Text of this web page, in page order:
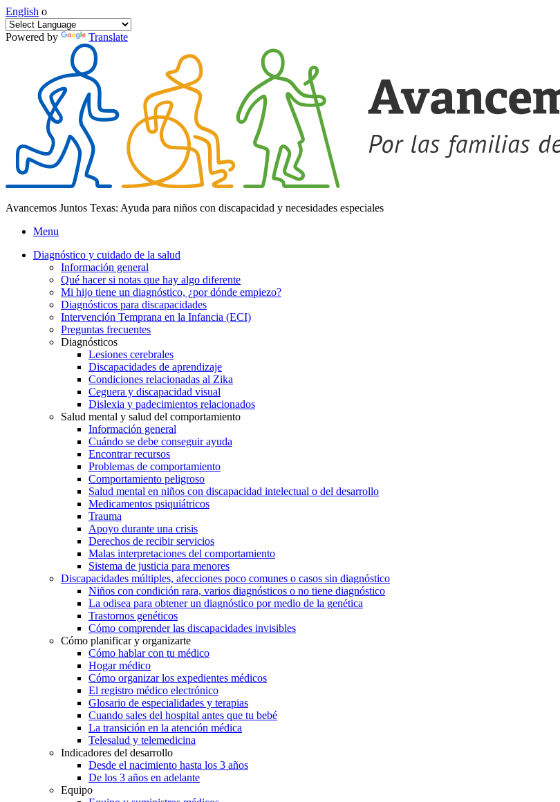
English o
Powered by Translate
Avancemos Juntos Texas: Ayuda para niños con discapacidad y necesidades especiales
Menu
Diagnóstico y cuidado de la salud
Información general
Qué hacer si notas que hay algo diferente
Mi hijo tiene un diagnóstico, ¿por dónde empiezo?
Diagnósticos para discapacidades
Intervención Temprana en la Infancia (ECI)
Preguntas frecuentes
Diagnósticos
Lesiones cerebrales
Discapacidades de aprendizaje
Condiciones relacionadas al Zika
Ceguera y discapacidad visual
Dislexia y padecimientos relacionados
Salud mental y salud del comportamiento
Información general
Cuándo se debe conseguir ayuda
Encontrar recursos
Problemas de comportamiento
Comportamiento peligroso
Salud mental en niños con discapacidad intelectual o del desarrollo
Medicamentos psiquiátricos
Trauma
Apoyo durante una crisis
Derechos de recibir servicios
Malas interpretaciones del comportamiento
Sistema de justicia para menores
Discapacidades múltiples, afecciones poco comunes o casos sin diagnóstico
Niños con condición rara, varios diagnósticos o no tiene diagnóstico
La odisea para obtener un diagnóstico por medio de la genética
Trastornos genéticos
Cómo comprender las discapacidades invisibles
Cómo planificar y organizarte
Cómo hablar con tu médico
Hogar médico
Cómo organizar los expedientes médicos
El registro médico electrónico
Glosario de especialidades y terapias
Cuando sales del hospital antes que tu bebé
La transición en la atención médica
Telesalud y telemedicina
Indicadores del desarrollo
Desde el nacimiento hasta los 3 años
De los 3 años en adelante
Equipo